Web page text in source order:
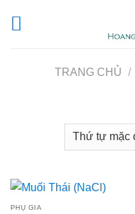
TRANG CHỦ /
PHỤ GIA